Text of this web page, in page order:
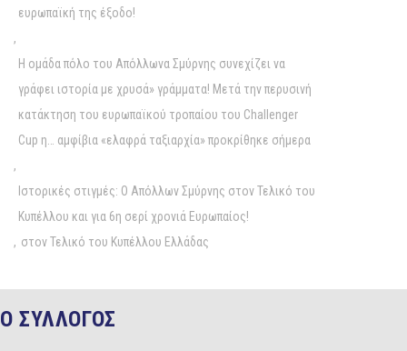
ευρωπαϊκή της έξοδο!
,
Η ομάδα πόλο του Απόλλωνα Σμύρνης συνεχίζει να
γράφει ιστορία με χρυσά» γράμματα! Μετά την περυσινή
κατάκτηση του ευρωπαϊκού τροπαίου του Challenger
Cup η… αμφίβια «ελαφρά ταξιαρχία» προκρίθηκε σήμερα
,
Ιστορικές στιγμές: Ο Απόλλων Σμύρνης στον Τελικό του
Κυπέλλου και για 6η σερί χρονιά Ευρωπαίος!
, στον Τελικό του Κυπέλλου Ελλάδας
Ο ΣΥΛΛΟΓΟΣ